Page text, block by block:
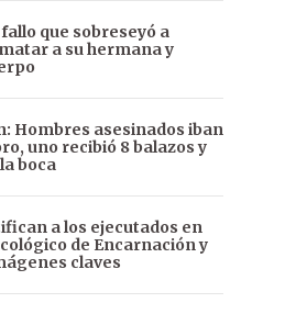
que sobreseyó a
a su hermana y
Hombres asesinados iban
uno recibió 8 balazos y
boca
a los ejecutados en
de Encarnación y
claves